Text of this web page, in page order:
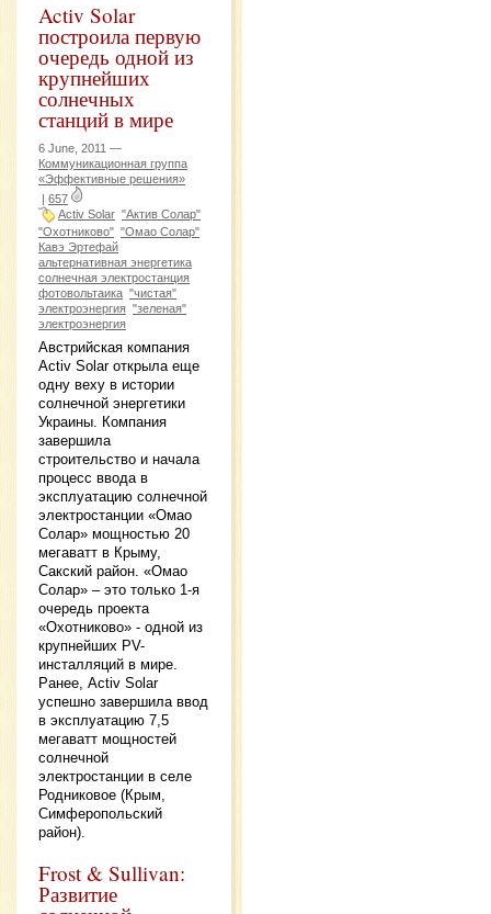
Activ Solar
построила первую
очередь одной из
крупнейших
солнечных
станций в мире
6 June, 2011 —
Коммуникационная группа
«Эффективные решения»
| 657
Activ Solar "Актив Солар"
"Охотниково" "Омао Солар"
Кавэ Эртефай
альтернативная энергетика
солнечная электростанция
фотовольтаика "чистая"
электроэнергия "зеленая"
электроэнергия
Австрийская компания
Activ Solar открыла еще
одну веху в истории
солнечной энергетики
Украины. Компания
завершила
строительство и начала
процесс ввода в
эксплуатацию солнечной
электростанции «Омао
Солар» мощностью 20
мегаватт в Крыму,
Сакский район. «Омао
Солар» – это только 1-я
очередь проекта
«Охотниково» - одной из
крупнейших PV-
инсталляций в мире.
Ранее, Activ Solar
успешно завершила ввод
в эксплуатацию 7,5
мегаватт мощностей
солнечной
электростанции в селе
Родниковое (Крым,
Симферопольский
район).
Frost & Sullivan:
Развитие